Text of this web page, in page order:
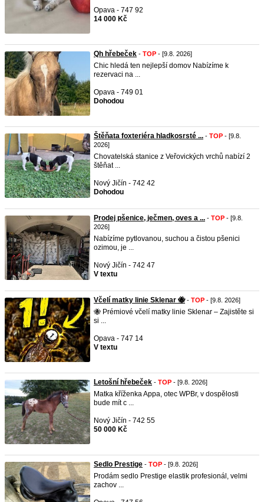
Opava - 747 92
14 000 Kč
Qh hřebeček - TOP - [9.8. 2026]
Chic hledá ten nejlepší domov Nabízíme k
rezervaci na ...
Opava - 749 01
Dohodou
Štěňata foxteriéra hladkosrsté ... - TOP - [9.8.
2026]
Chovatelská stanice z Veřovických vrchů nabízí 2
štěňat ...
Nový Jičín - 742 42
Dohodou
Prodej pšenice, ječmen, oves a ... - TOP - [9.8.
2026]
Nabízíme pytlovanou, suchou a čistou pšenici
ozimou, je ...
Nový Jičín - 742 47
V textu
Včelí matky linie Sklenar 🐝- TOP - [9.8. 2026]
​🐝 Prémiové včelí matky linie Sklenar – Zajistěte si
si ...
Opava - 747 14
V textu
Letošní hřebeček - TOP - [9.8. 2026]
Matka kříženka Appa, otec WPBr, v dospělosti
bude mít c ...
Nový Jičín - 742 55
50 000 Kč
Sedlo Prestige - TOP - [9.8. 2026]
Prodám sedlo Prestige elastik profesionál, velmi
zachov ...